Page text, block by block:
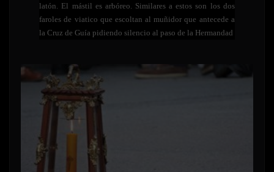
latón. El mástil es arbóreo. Similares a estos son los dos
faroles de viatico que escoltan al muñidor que antecede a
la Cruz de Guía pidiendo silencio al paso de la Hermandad